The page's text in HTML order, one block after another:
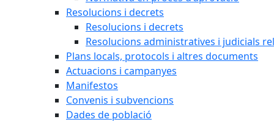
Resolucions i decrets
Resolucions i decrets
Resolucions administratives i judicials
Plans locals, protocols i altres documents
Actuacions i campanyes
Manifestos
Convenis i subvencions
Dades de població